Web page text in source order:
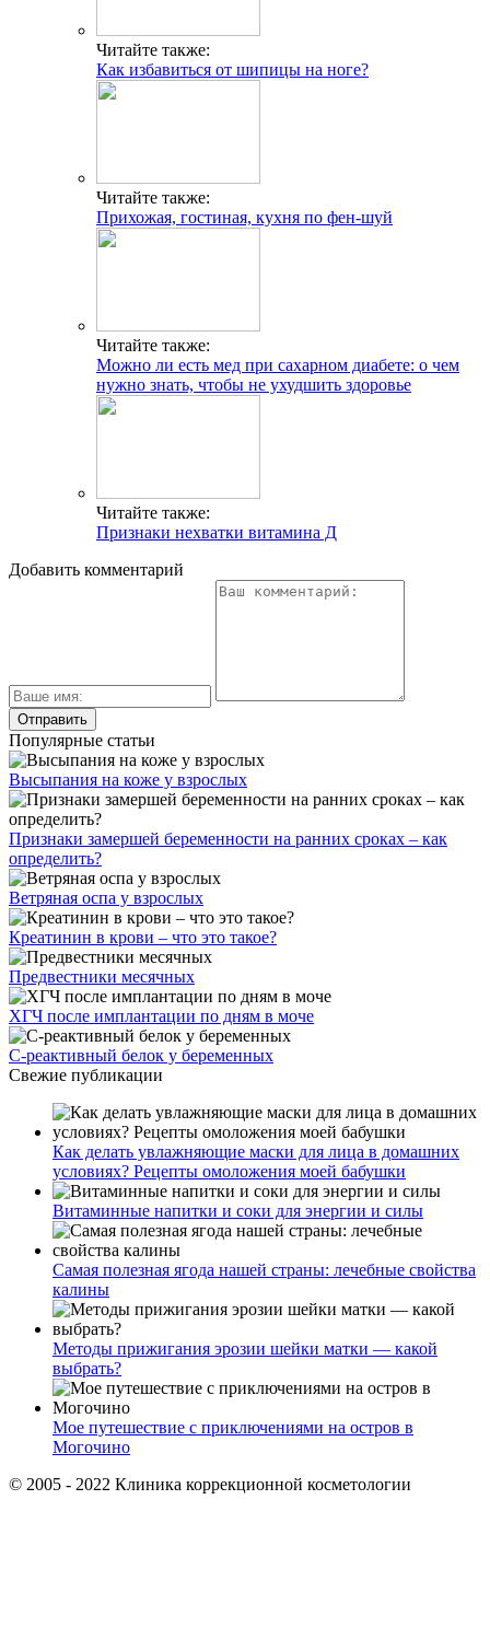
Читайте также:
Как избавиться от шипицы на ноге?
Читайте также:
Прихожая, гостиная, кухня по фен-шуй
Читайте также:
Можно ли есть мед при сахарном диабете: о чем
нужно знать, чтобы не ухудшить здоровье
Читайте также:
Признаки нехватки витамина Д
Добавить комментарий
Популярные статьи
Высыпания на коже у взрослых
Признаки замершей беременности на ранних сроках – как
определить?
Ветряная оспа у взрослых
Креатинин в крови – что это такое?
Предвестники месячных
ХГЧ после имплантации по дням в моче
С-реактивный белок у беременных
Свежие публикации
Как делать увлажняющие маски для лица в домашних
условиях? Рецепты омоложения моей бабушки
Витаминные напитки и соки для энергии и силы
Самая полезная ягода нашей страны: лечебные свойства
калины
Методы прижигания эрозии шейки матки — какой
выбрать?
Мое путешествие с приключениями на остров в
Могочино
© 2005 - 2022 Клиника коррекционной косметологии